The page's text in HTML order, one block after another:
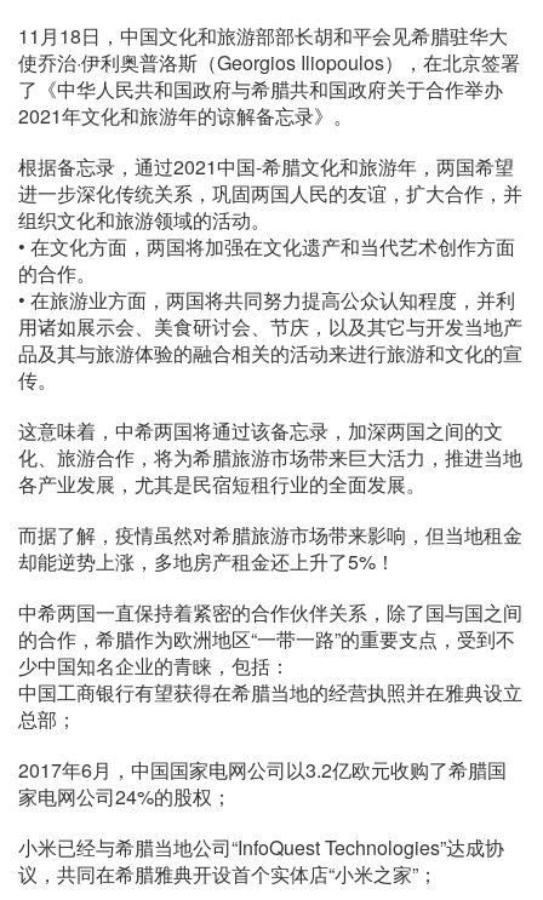
11月18日，中国文化和旅游部部长胡和平会见希腊驻华大
使乔治·伊利奥普洛斯（Georgios Iliopoulos），在北京签署
了《中华人民共和国政府与希腊共和国政府关于合作举办
2021年文化和旅游年的谅解备忘录》。
根据备忘录，通过2021中国-希腊文化和旅游年，两国希望
进一步深化传统关系，巩固两国人民的友谊，扩大合作，并
组织文化和旅游领域的活动。
• 在文化方面，两国将加强在文化遗产和当代艺术创作方面
的合作。
• 在旅游业方面，两国将共同努力提高公众认知程度，并利
用诸如展示会、美食研讨会、节庆，以及其它与开发当地产
品及其与旅游体验的融合相关的活动来进行旅游和文化的宣
传。
这意味着，中希两国将通过该备忘录，加深两国之间的文
化、旅游合作，将为希腊旅游市场带来巨大活力，推进当地
各产业发展，尤其是民宿短租行业的全面发展。
而据了解，疫情虽然对希腊旅游市场带来影响，但当地租金
却能逆势上涨，多地房产租金还上升了5%！
中希两国一直保持着紧密的合作伙伴关系，除了国与国之间
的合作，希腊作为欧洲地区“一带一路”的重要支点，受到不
少中国知名企业的青睐，包括：
中国工商银行有望获得在希腊当地的经营执照并在雅典设立
总部；
2017年6月，中国国家电网公司以3.2亿欧元收购了希腊国
家电网公司24%的股权；
小米已经与希腊当地公司“InfoQuest Technologies”达成协
议，共同在希腊雅典开设首个实体店“小米之家”；